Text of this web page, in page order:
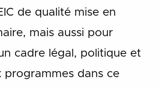
de qualité mise en
mais aussi pour
cadre légal, politique et
programmes dans ce